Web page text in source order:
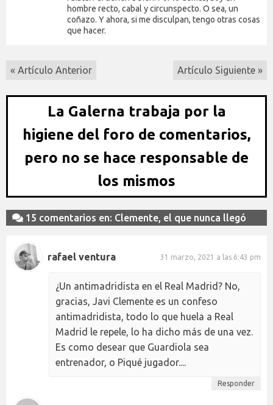
hombre recto, cabal y circunspecto. O sea, un
coñazo. Y ahora, si me disculpan, tengo otras cosas
que hacer.
« Artículo Anterior Artículo Siguiente »
La Galerna trabaja por la
higiene del foro de comentarios,
pero no se hace responsable de
los mismos
15 comentarios en: Clemente, el que nunca llegó
rafael ventura 31 marzo, 2021 a las 6:43 pm
¿Un antimadridista en el Real Madrid? No,
gracias, Javi Clemente es un confeso
antimadridista, todo lo que huela a Real
Madrid le repele, lo ha dicho más de una vez.
Es como desear que Guardiola sea
entrenador, o Piqué jugador....
Responder